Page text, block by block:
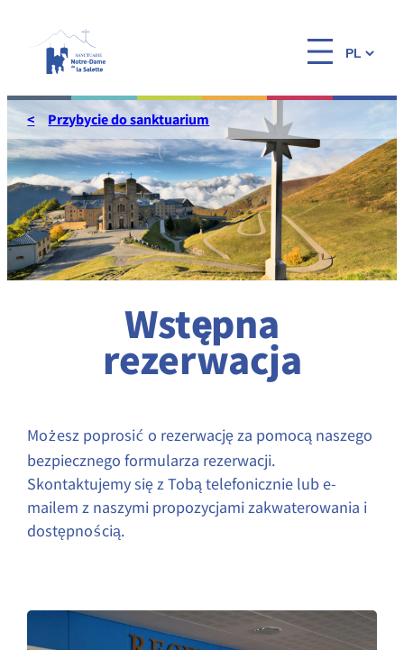
Wybierz
Przybycie do sanktuarium
Wstępna
rezerwacja
Możesz poprosić o rezerwację za pomocą naszego
bezpiecznego formularza rezerwacji.
Skontaktujemy się z Tobą telefonicznie lub e-
mailem z naszymi propozycjami zakwaterowania i
dostępnością.